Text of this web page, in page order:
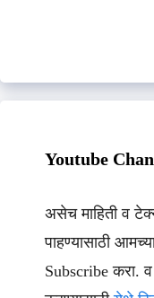
Youtube
असेच माहिती व
पाहण्यासाठी
Subscribe करा.